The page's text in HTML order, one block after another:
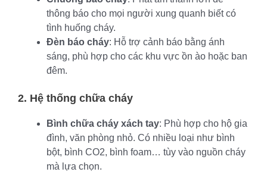
thông báo cho mọi người xung quanh biết có
tình huống cháy.
Đèn báo cháy: Hỗ trợ cảnh báo bằng ánh
sáng, phù hợp cho các khu vực ồn ào hoặc ban
đêm.
2. Hệ thống chữa cháy
Bình chữa cháy xách tay: Phù hợp cho hộ gia
đình, văn phòng nhỏ. Có nhiều loại như bình
bột, bình CO2, bình foam… tùy vào nguồn cháy
mà lựa chọn.